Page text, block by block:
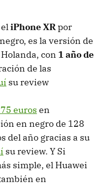
iPhone XRpor
es la versión de
con 1 año de
de las
su review
euros en
en negro de 128
del año gracias a su
su review. Y Si
simple, el Huawei
en